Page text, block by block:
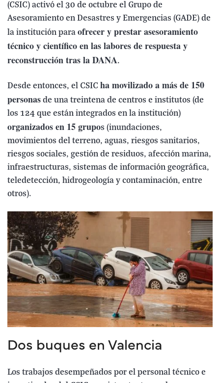
(CSIC) activó el 30 de octubre el Grupo de
Asesoramiento en Desastres y Emergencias (GADE) de
la institución para ofrecer y prestar asesoramiento
técnico y científico en las labores de respuesta y
reconstrucción tras la DANA.
Desde entonces, el CSIC ha movilizado a más de 150
personas de una treintena de centros e institutos (de
los 124 que están integrados en la institución)
organizados en 15 grupos (inundaciones,
movimientos del terreno, aguas, riesgos sanitarios,
riesgos sociales, gestión de residuos, afección marina,
infraestructuras, sistemas de información geográfica,
teledetección, hidrogeología y contaminación, entre
otros).
Dos buques en Valencia
Los trabajos desempeñados por el personal técnico e